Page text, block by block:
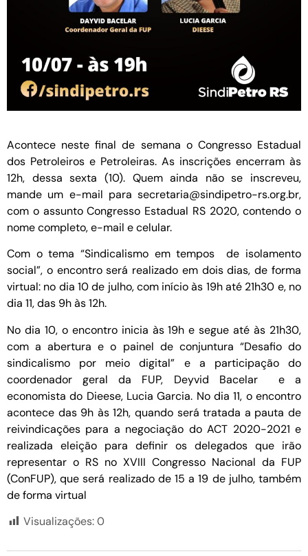
Acontece neste final de semana o Congresso Estadual
dos Petroleiros e Petroleiras. As inscrições encerram às
12h, dessa sexta (10). Quem ainda não se inscreveu,
mande um e-mail para secretaria@sindipetro-rs.org.br,
com o assunto Congresso Estadual RS 2020, contendo o
nome completo, e-mail e celular.
Com o tema “Sindicalismo em tempos de isolamento
social”, o encontro será realizado em dois dias, de forma
virtual: no dia 10 de julho, com início às 19h até 21h30 e, no
dia 11, das 9h às 12h.
No dia 10, o encontro inicia às 19h e segue até às 21h30,
com a abertura e o painel de conjuntura “Desafio do
sindicalismo por meio digital” e a participação do
coordenador geral da FUP, Deyvid Bacelar e a
economista do Dieese, Lucia Garcia. No dia 11, o encontro
acontece das 9h às 12h, quando será tratada a pauta de
reivindicações para a negociação do ACT 2020-2021 e
realizada eleição para definir os delegados que irão
representar o RS no XVIII Congresso Nacional da FUP
(ConFUP), que será realizado de 15 a 19 de julho, também
de forma virtual
Visualizações:0